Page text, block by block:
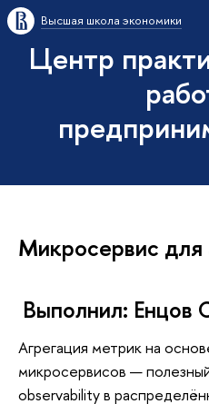
Высшая школа экономики
Центр
Микросервис для
Выполнил: Енцов
Агрегация метрик на
микросервисов —
observability в